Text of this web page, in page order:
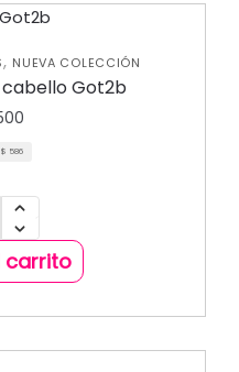
, NUEVA COLECCIÓN
Got2b
$ 586
carrito